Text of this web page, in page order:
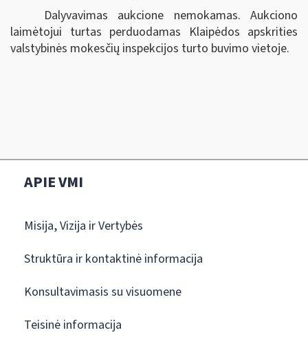
Dalyvavimas aukcione nemokamas. Aukciono
laimėtojui turtas perduodamas Klaipėdos apskrities
valstybinės mokesčių inspekcijos turto buvimo vietoje.
APIE VMI
Misija, Vizija ir Vertybės
Struktūra ir kontaktinė informacija
Konsultavimasis su visuomene
Teisinė informacija